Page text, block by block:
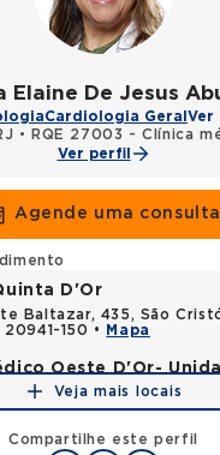
Elaine De Jesus
Cardiologia Geral Ver
• RQE 27003 - Clínica
Ver perfil
Agende uma consulta
Compartilhe este perfil
D'Or
Baltazar, 435, São
150 •
Mapa
Oeste D'Or-
Campo Grande, Rio
Mapa
Veja mais locais